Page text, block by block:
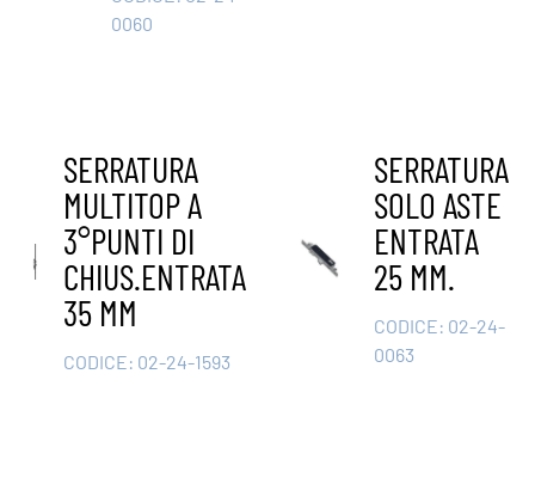
0060
SERRATURA
MULTITOP A
3°PUNTI DI
CHIUS.ENTRATA
35 MM
CODICE: 02-24-1593
SERRATURA
SOLO ASTE
ENTRATA
25 MM.
CODICE: 02-24-
0063